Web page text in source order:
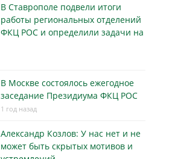
В Ставрополе подвели итоги
работы региональных отделений
ФКЦ РОС и определили задачи на
В Москве состоялось ежегодное
заседание Президиума ФКЦ РОС
1 год назад
Александр Козлов: У нас нет и не
может быть скрытых мотивов и